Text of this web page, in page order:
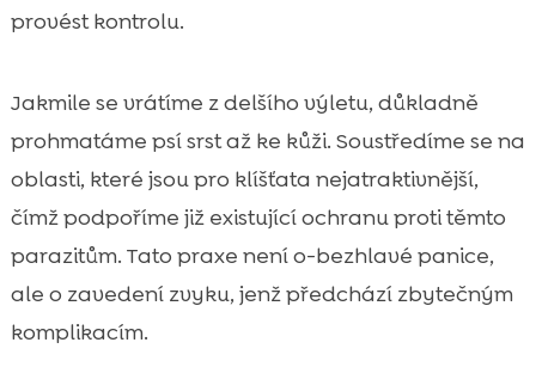
provést kontrolu.
Jakmile se vrátíme z delšího výletu, důkladně
prohmatáme psí srst až ke kůži. Soustředíme se na
oblasti, které jsou pro klíšťata nejatraktivnější,
čímž podpoříme již existující ochranu proti těmto
parazitům. Tato praxe není o-bezhlavé panice,
ale o zavedení zvyku, jenž předchází zbytečným
komplikacím.